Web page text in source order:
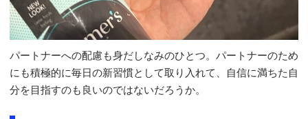
パートナーへの配慮も身だしなみのひとつ。パートナーのため
にも積極的に毎日の新習慣として取り入れて、自信に満ちた自
分を目指すのも良いのではないだろうか。